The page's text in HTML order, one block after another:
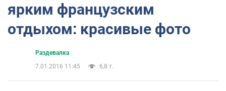
ярким французским
отдыхом: красивые фото
Раздевалка
7.01.2016 11:45
6,8 т.